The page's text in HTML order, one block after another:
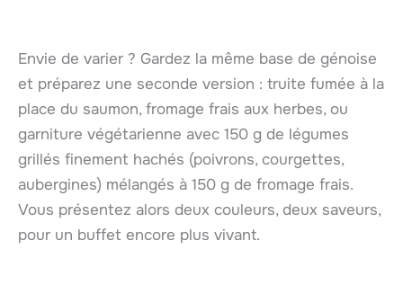
Envie de varier ? Gardez la même base de génoise
et préparez une seconde version : truite fumée à la
place du saumon, fromage frais aux herbes, ou
garniture végétarienne avec 150 g de légumes
grillés finement hachés (poivrons, courgettes,
aubergines) mélangés à 150 g de fromage frais.
Vous présentez alors deux couleurs, deux saveurs,
pour un buffet encore plus vivant.